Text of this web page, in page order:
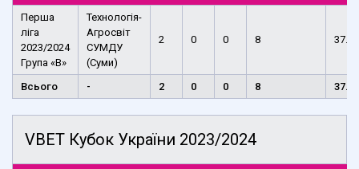
Перша
ліга
2023/2024
Група «В»
Технологія-
Агросвіт
СУМДУ
(Суми)
2 0 0 8 37.50
Всього - 2 0 0 8 37.50
VBET Кубок України 2023/2024